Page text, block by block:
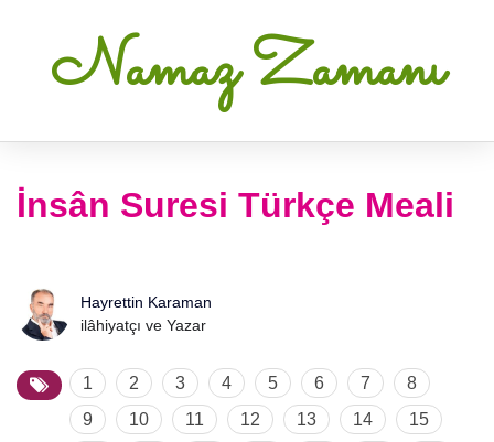
Namaz Zamanı
İnsân Suresi Türkçe Meali
Hayrettin Karaman
ilâhiyatçı ve Yazar
1 2 3 4 5 6 7
8
9
10 11 12 13 14
15